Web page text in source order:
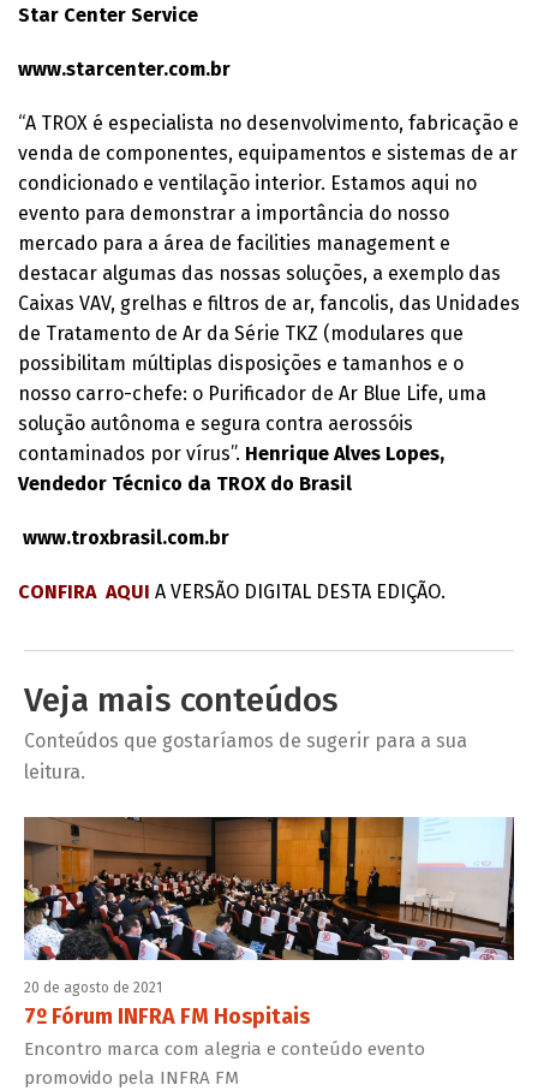
Star Center Service
www.starcenter.com.br
“A TROX é especialista no desenvolvimento, fabricação e
venda de componentes, equipamentos e sistemas de ar
condicionado e ventilação interior. Estamos aqui no
evento para demonstrar a importância do nosso
mercado para a área de facilities management e
destacar algumas das nossas soluções, a exemplo das
Caixas VAV, grelhas e filtros de ar, fancolis, das Unidades
de Tratamento de Ar da Série TKZ (modulares que
possibilitam múltiplas disposições e tamanhos e o
nosso carro-chefe: o Purificador de Ar Blue Life, uma
solução autônoma e segura contra aerossóis
contaminados por vírus”. Henrique Alves Lopes,
Vendedor Técnico da TROX do Brasil
www.troxbrasil.com.br
CONFIRA AQUI A VERSÃO DIGITAL DESTA EDIÇÃO.
Veja mais conteúdos
Conteúdos que gostaríamos de sugerir para a sua
leitura.
20 de agosto de 2021
7º Fórum INFRA FM Hospitais
Encontro marca com alegria e conteúdo evento
promovido pela INFRA FM